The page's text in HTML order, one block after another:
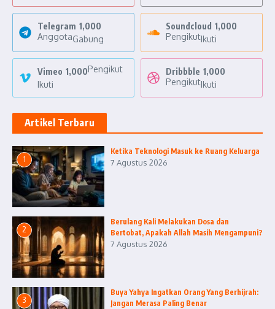
Telegram 1,000
AnggotaGabung
Soundcloud 1,000
PengikutIkuti
Vimeo 1,000Pengikut
Ikuti
Dribbble 1,000
PengikutIkuti
Artikel Terbaru
1
Ketika Teknologi Masuk ke Ruang Keluarga
7 Agustus 2026
2
Berulang Kali Melakukan Dosa dan
Bertobat, Apakah Allah Masih Mengampuni?
7 Agustus 2026
3
Buya Yahya Ingatkan Orang Yang Berhijrah:
Jangan Merasa Paling Benar